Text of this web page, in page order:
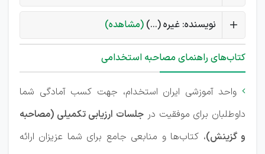
نویسنده: غیره (...) (مشاهده)
کتاب‌های راهنمای مصاحبه استخدامی
 واحد آموزشی ایران استخدام، جهت کسب آمادگی شما
داوطلبان برای موفقیت در جلسات ارزیابی تکمیلی (مصاحبه
و گزینش)، کتاب‌ها و منابعی جامع برای شما عزیزان ارائه